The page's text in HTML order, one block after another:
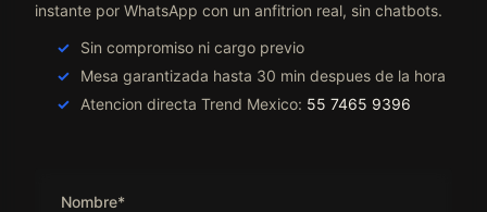
instante por WhatsApp con un anfitrion real, sin chatbots.
Sin compromiso ni cargo previo
Mesa garantizada hasta 30 min despues de la hora
Atencion directa Trend Mexico: 55 7465 9396
Nombre*